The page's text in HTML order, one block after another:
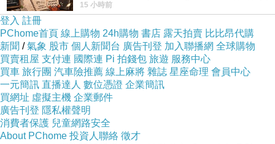
合成四象，四象配陰陽衍生八卦，八卦相互排列
成64掛，一掛有六爻，總共有384爻辭。
在周易之中，始於「乾」(六個一)、終於「未
濟」，
但是照片中卻是第四卦「蒙」跟「未濟」在一
起？
好 因
15 小時前
登入 註冊
PChome首頁 線上購物 24h購物 書店 露天拍賣 比比昂代購
新聞 /氣象 股市 個人新聞台 廣告刊登 加入聯播網 全球購物
買賣租屋 支付連 國際連 Pi 拍錢包 旅遊 服務中心
買車 旅行團 汽車險推薦 線上麻將 雜誌 星座命理 會員中心
一元簡訊 直播達人 數位憑證 企業簡訊
買網址 虛擬主機 企業郵件
廣告刊登 隱私權聲明
消費者保護 兒童網路安全
About PChome 投資人聯絡 徵才